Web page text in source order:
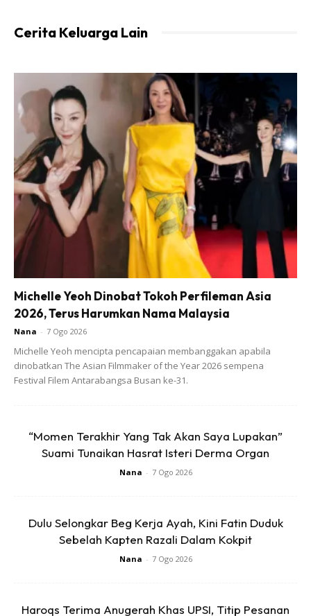
semangat kesukanan yang tinggi.
Penganjuran kali ini adalah satu
penghormatan besar kepada negara
sebagai tuan rumah kepada lebih 40
buah negara yang mengambil
bahagian.”
Cerita Keluarga Lain
Michelle Yeoh Dinobat Tokoh Perfileman Asia
2026, Terus Harumkan Nama Malaysia
Nana - 7 Ogo 2026
Michelle Yeoh mencipta pencapaian membanggakan apabila
dinobatkan The Asian Filmmaker of the Year 2026 sempena
Festival Filem Antarabangsa Busan ke-31.
“Momen Terakhir Yang Tak Akan Saya Lupakan”
Suami Tunaikan Hasrat Isteri Derma Organ
Nana - 7 Ogo 2026
Dulu Selongkar Beg Kerja Ayah, Kini Fatin Duduk
Sebelah Kapten Razali Dalam Kokpit
Nana - 7 Ogo 2026
Haroqs Terima Anugerah Khas UPSI, Titip Pesanan